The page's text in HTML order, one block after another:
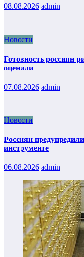
08.08.2026 admin
Новости
Готовность россиян
оценили
07.08.2026 admin
Новости
Россиян
инструменте
06.08.2026 admin